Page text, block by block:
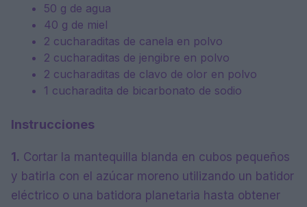
50 g de agua
40 g de miel
2 cucharaditas de canela en polvo
2 cucharaditas de jengibre en polvo
2 cucharaditas de clavo de olor en polvo
1 cucharadita de bicarbonato de sodio
Instrucciones
1. Cortar la mantequilla blanda en cubos pequeños
y batirla con el azúcar moreno utilizando un batidor
eléctrico o una batidora planetaria hasta obtener